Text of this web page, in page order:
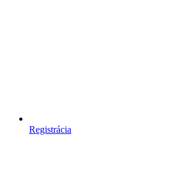
Registrácia